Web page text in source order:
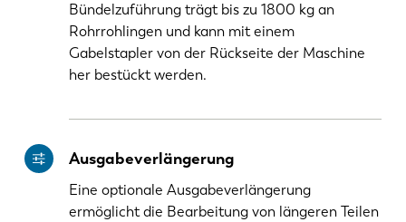
Bündelzuführung trägt bis zu 1800 kg an
Rohrrohlingen und kann mit einem
Gabelstapler von der Rückseite der Maschine
her bestückt werden.
Ausgabeverlängerung
Eine optionale Ausgabeverlängerung
ermöglicht die Bearbeitung von längeren Teilen